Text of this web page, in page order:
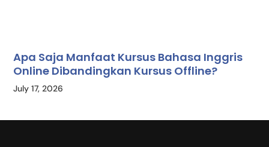
Apa Saja Manfaat Kursus Bahasa Inggris
Online Dibandingkan Kursus Offline?
July 17, 2026